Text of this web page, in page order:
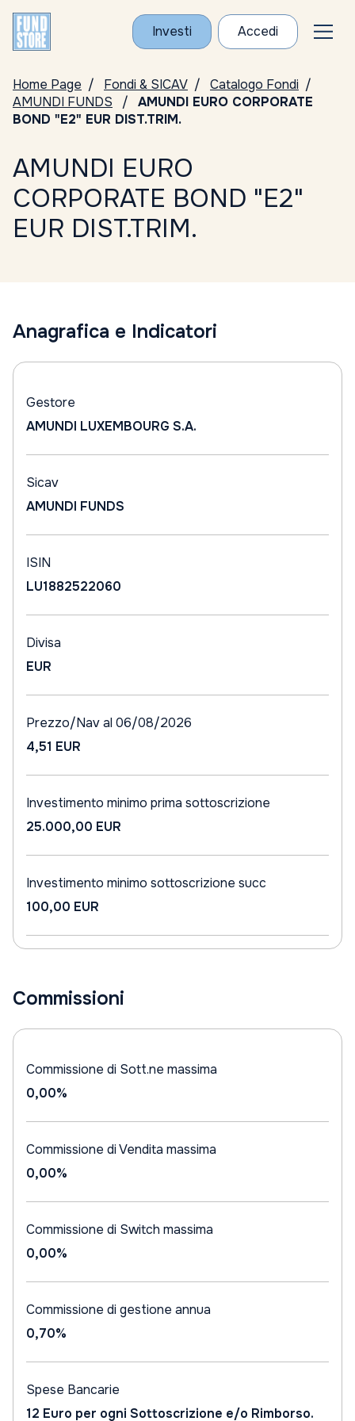
Investi Accedi
Home Page Fondi & SICAV
Catalogo Fondi
AMUNDI FUNDS
AMUNDI EURO CORPORATE
BOND "E2" EUR DIST.TRIM.
AMUNDI EURO
CORPORATE BOND "E2"
EUR DIST.TRIM.
Anagrafica e Indicatori
Gestore
AMUNDI LUXEMBOURG S.A.
Sicav
AMUNDI FUNDS
ISIN
LU1882522060
Divisa
EUR
Prezzo/Nav al 06/08/2026
4,51 EUR
Investimento minimo prima sottoscrizione
25.000,00 EUR
Investimento minimo sottoscrizione succ
100,00 EUR
Commissioni
Commissione di Sott.ne massima
0,00%
Commissione di Vendita massima
0,00%
Commissione di Switch massima
0,00%
Commissione di gestione annua
0,70%
Spese Bancarie
12 Euro per ogni Sottoscrizione e/o Rimborso.